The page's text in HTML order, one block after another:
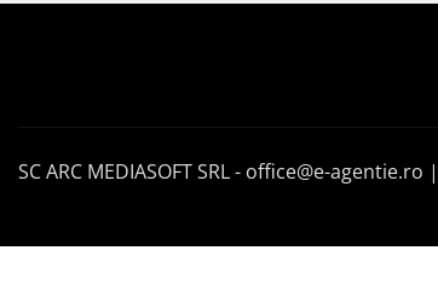
SC ARC MEDIASOFT SRL - office@e-agentie.ro |